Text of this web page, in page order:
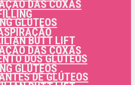
DAS COXAS
GLÚTEOS
BUTT LIFT
DOS GLÚTEOS
DE GLÚTEOS
DAS COXAS
GLÚTEOS